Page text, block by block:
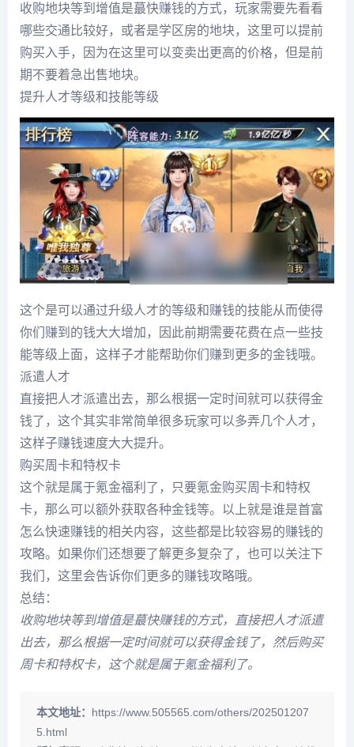
收购地块等到增值是蕞快赚钱的方式，玩家需要先看看
哪些交通比较好，或者是学区房的地块，这里可以提前
购买入手，因为在这里可以变卖出更高的价格，但是前
期不要着急出售地块。
提升人才等级和技能等级
这个是可以通过升级人才的等级和赚钱的技能从而使得
你们赚到的钱大大增加，因此前期需要花费在点一些技
能等级上面，这样子才能帮助你们赚到更多的金钱哦。
派遣人才
直接把人才派遣出去，那么根据一定时间就可以获得金
钱了，这个其实非常简单很多玩家可以多弄几个人才，
这样子赚钱速度大大提升。
购买周卡和特权卡
这个就是属于氪金福利了，只要氪金购买周卡和特权
卡，那么可以额外获取各种金钱等。以上就是谁是首富
怎么快速赚钱的相关内容，这些都是比较容易的赚钱的
攻略。如果你们还想要了解更多复杂了，也可以关注下
我们，这里会告诉你们更多的赚钱攻略哦。
总结：
收购地块等到增值是蕞快赚钱的方式，直接把人才派遣
出去，那么根据一定时间就可以获得金钱了，然后购买
周卡和特权卡，这个就是属于氪金福利了。
本文地址： https://www.505565.com/others/202501207
5.html